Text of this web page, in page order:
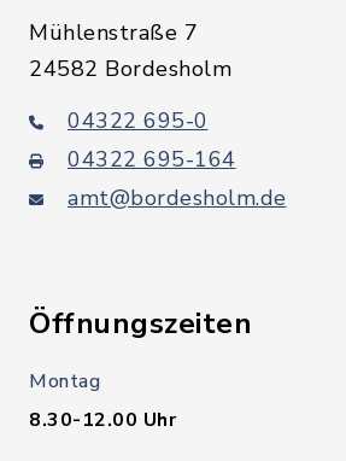
Mühlenstraße 7
24582 Bordesholm
04322 695-0
04322 695-164
amt@bordesholm.de
Öffnungszeiten
Montag
8.30-12.00 Uhr